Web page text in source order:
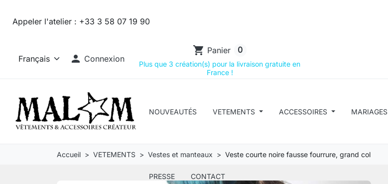
Appeler l'atelier : +33 3 58 07 19 90
 Connexion
shopping_cart Panier 0
Plus que 3 création(s) pour la livraison gratuite en
France !
NOUVEAUTÉS VETEMENTS ACCESSOIRES MARIAGES
PRESSE CONTACT
Accueil VETEMENTS Vestes et manteaux Veste courte noire fausse fourrure, grand col